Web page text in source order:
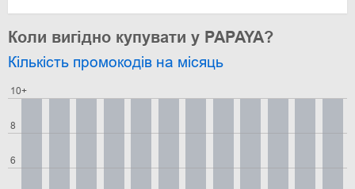
Коли вигідно купувати у PAPAYA?
Кількість промокодів на місяць
6
8
10+